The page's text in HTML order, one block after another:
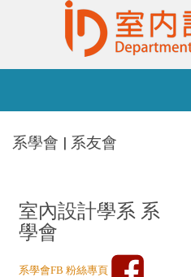
系學會 | 系友會
室內設計學系 系
學會
系學會FB 粉絲專頁